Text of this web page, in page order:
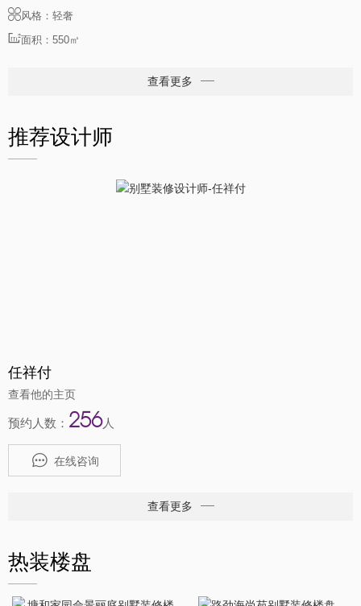
风格：轻奢
面积：550㎡
查看更多
推荐设计师
任祥付
查看他的主页
预约人数： 256人
在线咨询
查看更多
热装楼盘